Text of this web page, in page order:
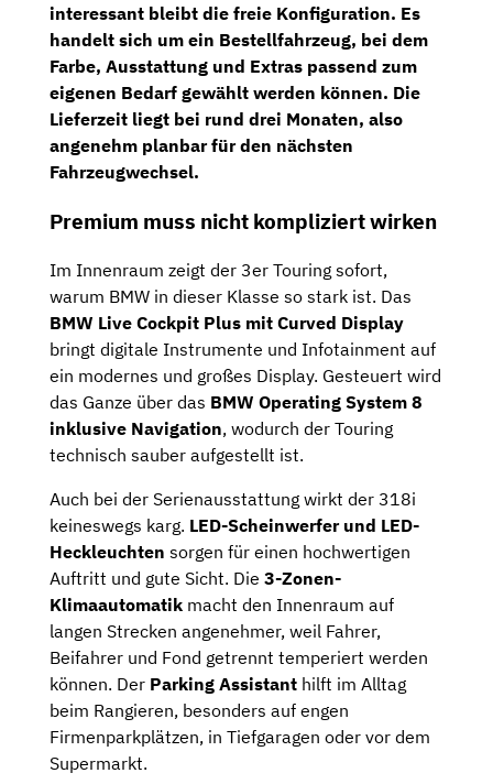
interessant bleibt die freie Konfiguration. Es
handelt sich um ein Bestellfahrzeug, bei dem
Farbe, Ausstattung und Extras passend zum
eigenen Bedarf gewählt werden können. Die
Lieferzeit liegt bei rund drei Monaten, also
angenehm planbar für den nächsten
Fahrzeugwechsel.
Premium muss nicht kompliziert wirken
Im Innenraum zeigt der 3er Touring sofort,
warum BMW in dieser Klasse so stark ist. Das
BMW Live Cockpit Plus mit Curved Display
bringt digitale Instrumente und Infotainment auf
ein modernes und großes Display. Gesteuert wird
das Ganze über das BMW Operating System 8
inklusive Navigation, wodurch der Touring
technisch sauber aufgestellt ist.
Auch bei der Serienausstattung wirkt der 318i
keineswegs karg. LED-Scheinwerfer und LED-
Heckleuchten sorgen für einen hochwertigen
Auftritt und gute Sicht. Die 3-Zonen-
Klimaautomatik macht den Innenraum auf
langen Strecken angenehmer, weil Fahrer,
Beifahrer und Fond getrennt temperiert werden
können. Der Parking Assistant hilft im Alltag
beim Rangieren, besonders auf engen
Firmenparkplätzen, in Tiefgaragen oder vor dem
Supermarkt.